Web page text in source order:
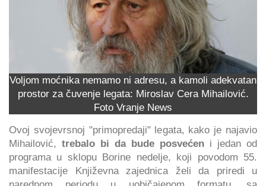
Voljom moćnika nemamo ni adresu, a kamoli adekvatan
prostor za čuvenje legata: Miroslav Cera Mihailović.
Foto Vranje News
Ovoj svojevrsnoj "primopredaji" legata, kako je najavio
Mihailović, trebalo bi da bude posvećen i jedan od
programa u sklopu Borine nedelje, koji povodom 55.
manifestacije Književna zajednica želi da priredi u